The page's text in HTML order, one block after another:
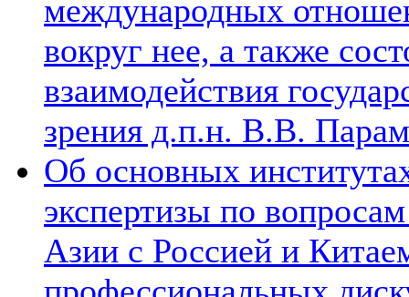
международных
вокруг нее, а также
взаимодействия
зрения д.п.н. В.В.
Об основных
экспертизы по
Азии с Россией и